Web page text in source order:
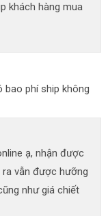
khách hàng mua
bao phí ship không
ạ, nhận được
vẫn được hưỡng
như giá chiết